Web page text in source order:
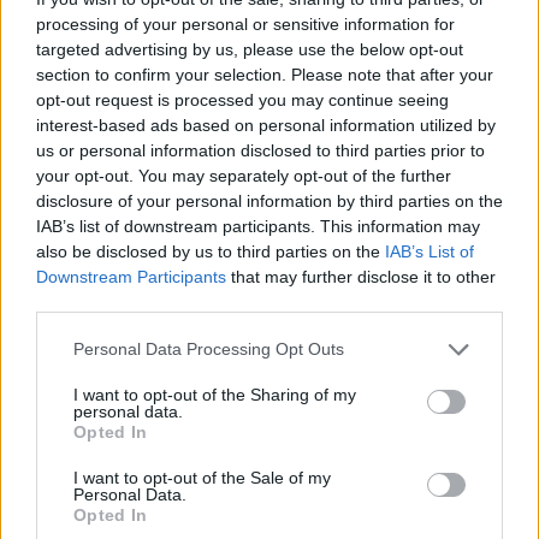
processing of your personal or sensitive information for
targeted advertising by us, please use the below opt-out
section to confirm your selection. Please note that after your
opt-out request is processed you may continue seeing
interest-based ads based on personal information utilized by
us or personal information disclosed to third parties prior to
your opt-out. You may separately opt-out of the further
disclosure of your personal information by third parties on the
IAB’s list of downstream participants. This information may
also be disclosed by us to third parties on the IAB’s List of
Downstream Participants that may further disclose it to other
Please note that this website/app uses one or more Google
not limited to your visit or usage behaviour. You may click to
grant or deny consent to Google and its third-party tags to
use your data for below specified purposes in below Google
consent section.
Personal Data Processing Opt Outs
I want to opt-out of the Sharing of my
personal data.
Opted In
I want to opt-out of the Sale of my
Personal Data.
Opted In
Panteheftelser og betalingsanmerkninger gir verdifull innsikt
som ikke alltid fremkommer i regnskapet.
Med Proff Forvalt får du panteheftelser,
betalingsanmerkninger, kredittrating og overvåking samlet i
én løsning – slik at du kan identifisere risiko tidligere og
redusere tap.
Kjøp nå – få full tilgang umiddelbart